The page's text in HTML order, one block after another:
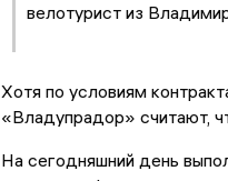
велотурист из
Хотя по условиям
«Владупрадор» считают,
На сегодняшний день